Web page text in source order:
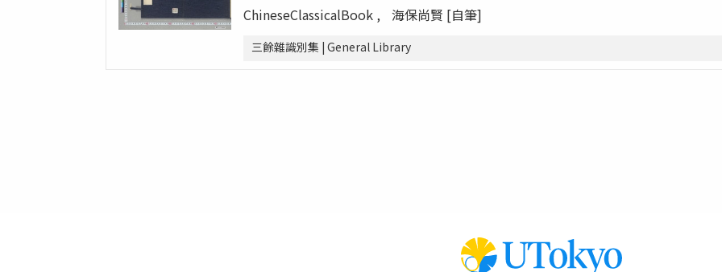
ChineseClassicalBook
海保尚賢 [自筆]
三餘雜識別集 | General Library